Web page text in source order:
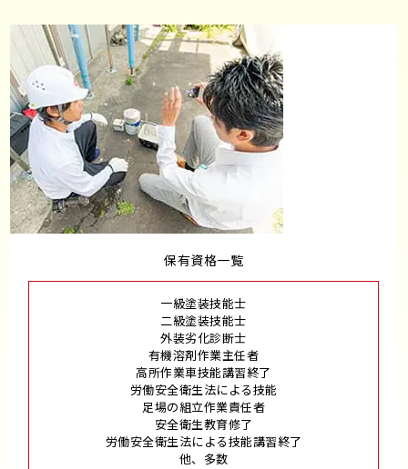
保有資格一覧
一級塗装技能士
二級塗装技能士
外装劣化診断士
有機溶剤作業主任者
高所作業車技能講習終了
労働安全衛生法による技能
足場の組立作業責任者
安全衛生教育修了
労働安全衛生法による技能講習終了
他、多数